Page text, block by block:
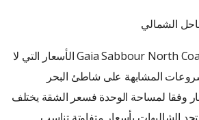
الشمالي
أهم ما يميز مشروع Gaia Sabbour North Coast الأسعار التي لا
المشابهة على شاطئ البحر
وفقا لمساحة الوحدة فسعر الشقة يختلف